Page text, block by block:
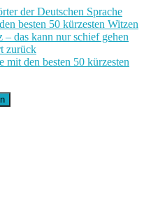
der Deutschen Sprache
besten 50 kürzesten Witzen
– das kann nur schief gehen
zurück
mit den besten 50 kürzesten